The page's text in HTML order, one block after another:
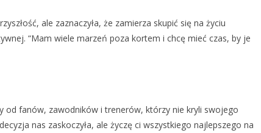
ale zaznaczyła, że zamierza skupić się na życiu
“Mam wiele marzeń poza kortem i chcę mieć czas, by je
od fanów, zawodników i trenerów, którzy nie kryli swojego
nas zaskoczyła, ale życzę ci wszystkiego najlepszego na